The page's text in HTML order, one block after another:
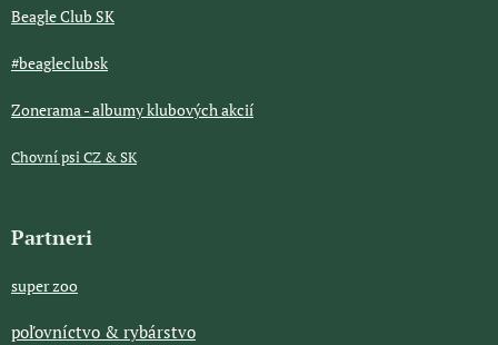
Beagle Club SK
#beagleclubsk
Zonerama - albumy klubových akcií
Chovní psi CZ & SK
Partneri
super zoo
poľovníctvo & rybárstvo